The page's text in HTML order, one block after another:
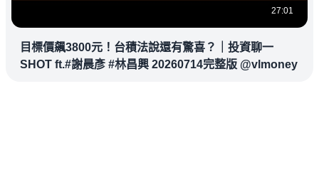
27:01
目標價飆3800元！台積法說還有驚喜？｜投資聊一
SHOT ft.#謝晨彥 #林昌興 20260714完整版 @vlmoney